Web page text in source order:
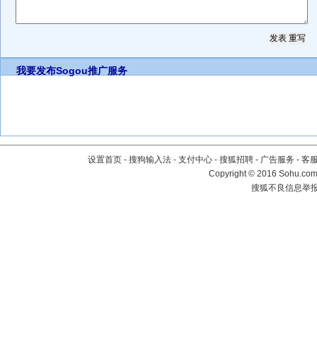
我要发布Sogou推广服务
设置首页 - 搜狗输入法 - 支付中心 - 搜狐招聘 - 广告服务 - 客
Copyright©2016
搜狐不良信息举